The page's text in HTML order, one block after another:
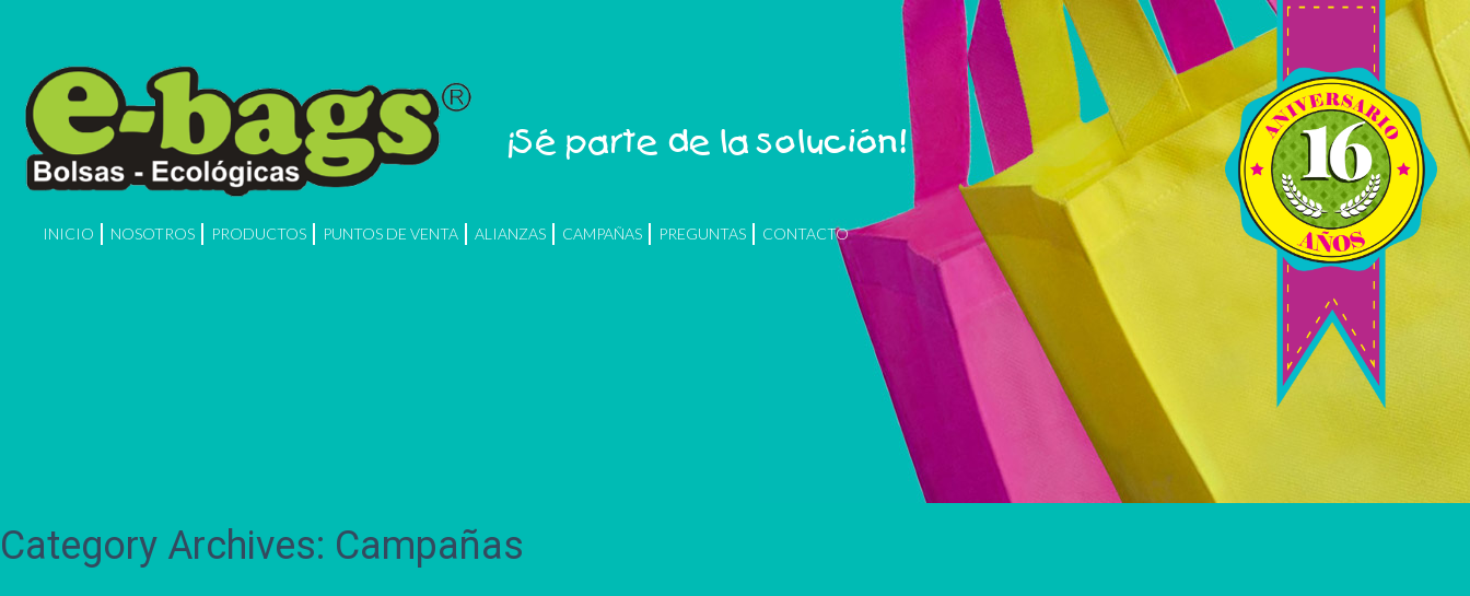
¡Sé parte de la solución!
INICIO NOSOTROS PRODUCTOS PUNTOS DE VENTA ALIANZAS CAMPAÑAS PREGUNTAS CONTACTO
Category Archives: Campañas